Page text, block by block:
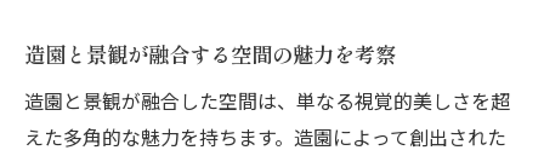
景観づくりに必要な造園の計画力とは何か
造園と景観設計で押さえたい基本の視点
景観実現へ導く造園のアイデア活用法
造園と景観が融合する空間の魅力を考察
造園と景観が融合した空間は、単なる視覚的美しさを超
えた多角的な魅力を持ちます。造園によって創出された